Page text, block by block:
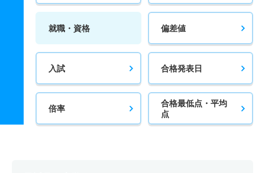
就職・資格 偏差値
入試 合格発表日
倍率
合格最低点・平均
点